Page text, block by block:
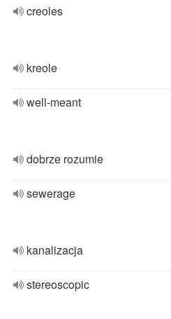
creoles
kreole
well-meant
dobrze rozumie
sewerage
kanalizacja
stereoscopic